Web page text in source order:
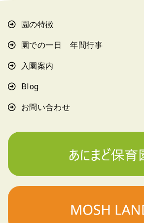
園の特徴
園での一日 年間行事
入園案内
Blog
お問い合わせ